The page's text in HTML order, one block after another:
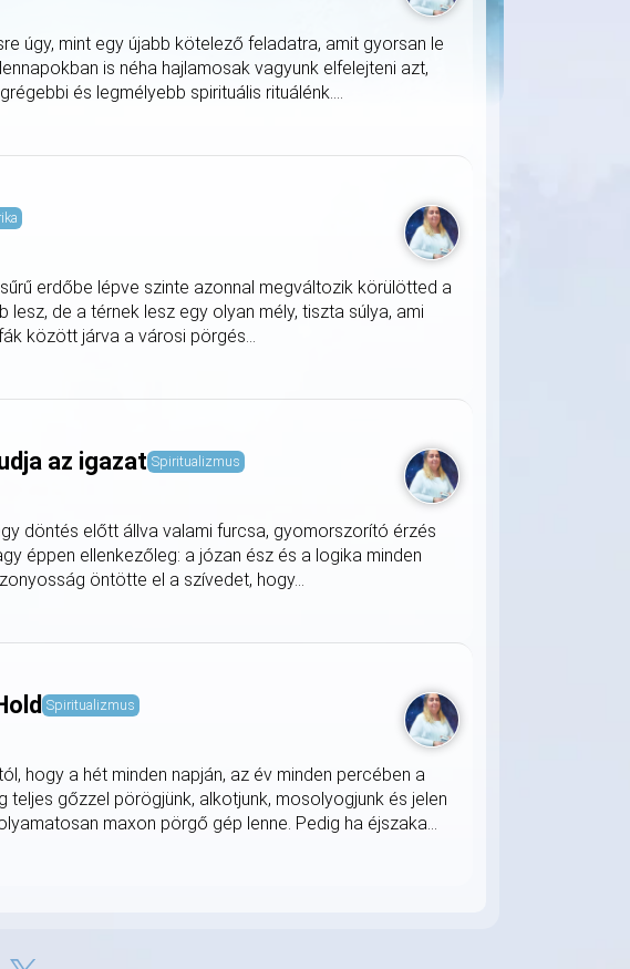
úgy, mint egy újabb kötelező feladatra, amit gyorsan le
is néha hajlamosak vagyunk elfelejteni azt,
és legmélyebb spirituális rituálénk....
erdőbe lépve szinte azonnal megváltozik körülötted a
lesz, de a térnek lesz egy olyan mély, tiszta súlya, ami
között járva a városi pörgés...
az igazat Spiritualizmus
döntés előtt állva valami furcsa, gyomorszorító érzés
éppen ellenkezőleg: a józan ész és a logika minden
öntötte el a szívedet, hogy...
Spiritualizmus
hogy a hét minden napján, az év minden percében a
teljes gőzzel pörögjünk, alkotjunk, mosolyogjunk és jelen
maxon pörgő gép lenne. Pedig ha éjszaka...